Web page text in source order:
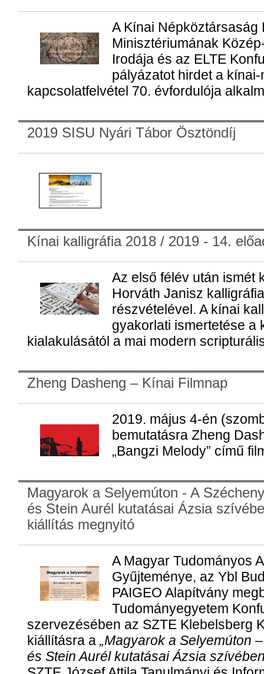
A Kínai Népköztársaság
Minisztériumának
Irodája és az ELTE
pályázatot hirdet a
kapcsolatfelvétel 70. évfordulója
2019 SISU Nyári Tábor Ösztöndíj
Kínai kalligráfia 2018 / 2019 - 14.
Az első félév után ismét
Horváth Janisz
részvételével. A kínai
gyakorlati ismertetése a
kialakulásától a mai modern
Zheng Dasheng – Kínai Filmnap
2019. május 4-én
bemutatásra Zheng
„Bangzi Melody” című
Magyarok a Selyemúton - A
és Stein Aurél kutatásai Ázsia
kiállítás megnyitó
A Magyar Tudományos
Gyűjteménye, az Ybl
PAIGEO Alapítvány
Tudományegyetem
szervezésében az SZTE Klebelsberg
kiállításra a „Magyarok a Selyemúton
és Stein Aurél kutatásai Ázsia